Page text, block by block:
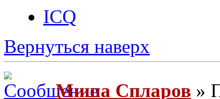
ICQ
Вернуться наверх
Миша Спларов »